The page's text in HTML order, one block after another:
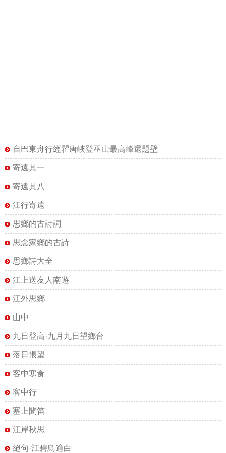
自巴東舟行經瞿唐峽登巫山最高峰還題壁
寄遠其一
寄遠其八
江行寄遠
思鄉的古詩詞
思念家鄉的古詩
思鄉詩大全
江上送友人南遊
江外思鄉
山中
九日登高·九月九日望鄉台
落日悵望
客中寒食
客中行
塞上聞笛
江岸秋思
絕句·江碧鳥逾白